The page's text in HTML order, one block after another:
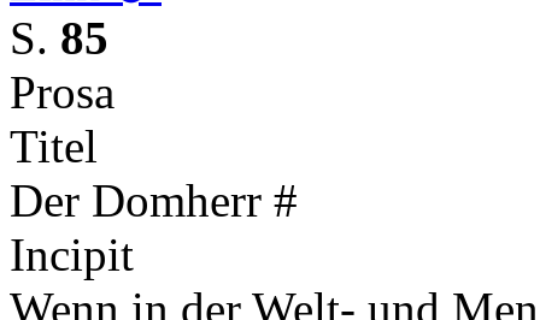
S. 85
Prosa
Titel
Der Domherr #
Incipit
Wenn in der Welt- und